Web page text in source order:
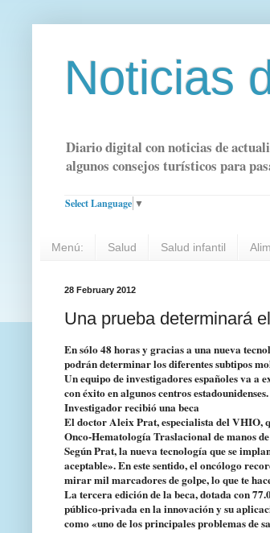
Noticias
Diario digital con noticias de
algunos consejos turísticos para
Select Language ▼
Menú: Salud Salud infantil
28 February 2012
Una prueba determinará
En sólo 48 horas y gracias a una nueva
podrán determinar los diferentes subtipos
Un equipo de investigadores españoles va
con éxito en algunos centros estadounidenses.
Investigador recibió una beca
El doctor Aleix Prat, especialista del VHIO,
Onco-Hematología Traslacional de manos
Según Prat, la nueva tecnología que se
aceptable». En este sentido, el oncólogo
mirar mil marcadores de golpe, lo que te
La tercera edición de la beca, dotada con
público-privada en la innovación y su
como «uno de los principales problemas de